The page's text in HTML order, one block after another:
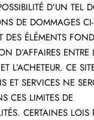
D’UN TEL
DE DOMMAGES CI-
DES ÉLÉMENTS
D’AFFAIRES ENTRE
L’ACHETEUR. CE
ET SERVICES NE
CES LIMITES DE
CERTAINES LOIS